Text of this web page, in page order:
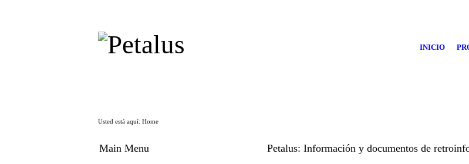
INICIO
Usted está aquí: Home
Main Menu Petalus: Información y documentos de